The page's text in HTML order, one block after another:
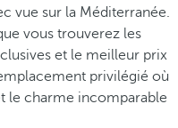
vue sur la Méditerranée.
vous trouverez les
et le meilleur prix
privilégié où
le charme incomparable